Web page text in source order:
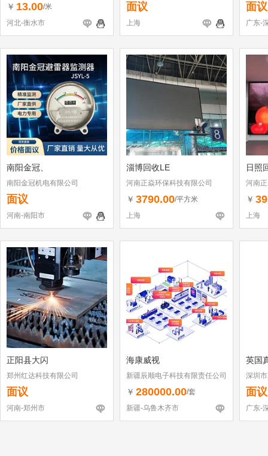
￥ 13.00/米
河北-衡水市
面议
上海
面议
广东-
南阳金冠、
南阳金冠机电有限公司
面议
河南-南阳市
淄博回收LE
河南正焱环保科技有限公司
￥ 3790.00/平方米
上海
日照
河南
￥
上海
正阳县大闪
郑州红达科技有限公司
面议
河南-郑州市
海康威视
新疆辰顺电子科技有限责任公司
￥ 280000.00/套
新疆-乌鲁木齐市
英国
深圳
面议
广东-